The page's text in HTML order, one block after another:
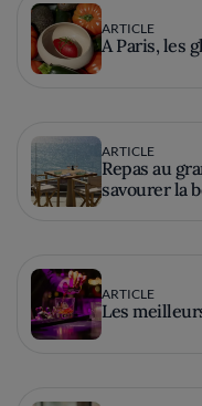
ARTICLE
A Paris, les
ARTICLE
Repas au
savourer la
ARTICLE
Les